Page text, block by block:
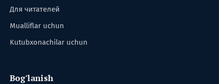
Для читателей
Mualliflar uchun
Kutubxonachilar uchun
Bog'lanish